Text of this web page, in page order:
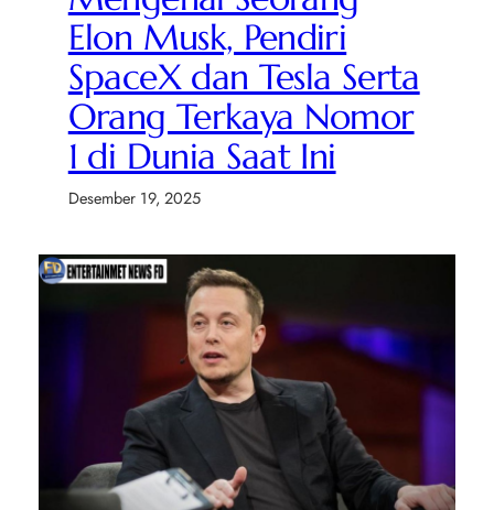
Elon Musk, Pendiri
SpaceX dan Tesla Serta
Orang Terkaya Nomor
1 di Dunia Saat Ini
Desember 19, 2025